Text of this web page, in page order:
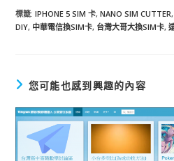
標籤:IPHONE 5 SIM 卡, NANO SIM CUTTER,
DIY, 中華電信換SIM卡, 台灣大哥大換SIM卡,
您可能也感到興趣的內容